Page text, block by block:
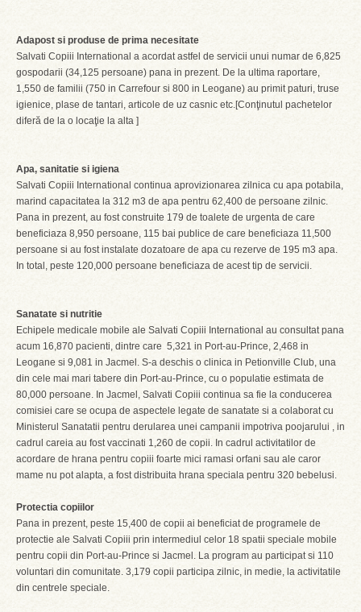
Adapost si produse de prima necesitate
Salvati Copiii International a acordat astfel de servicii unui numar de 6,825
gospodarii (34,125 persoane) pana in prezent. De la ultima raportare,
1,550 de familii (750 in Carrefour si 800 in Leogane) au primit paturi, truse
igienice, plase de tantari, articole de uz casnic etc.[Conţinutul pachetelor
diferă de la o locaţie la alta ]
Apa, sanitatie si igiena
Salvati Copiii International continua aprovizionarea zilnica cu apa potabila,
marind capacitatea la 312 m3 de apa pentru 62,400 de persoane zilnic.
Pana in prezent, au fost construite 179 de toalete de urgenta de care
beneficiaza 8,950 persoane, 115 bai publice de care beneficiaza 11,500
persoane si au fost instalate dozatoare de apa cu rezerve de 195 m3 apa.
In total, peste 120,000 persoane beneficiaza de acest tip de servicii.
Sanatate si nutritie
Echipele medicale mobile ale Salvati Copiii International au consultat pana
acum 16,870 pacienti, dintre care 5,321 in Port-au-Prince, 2,468 in
Leogane si 9,081 in Jacmel. S-a deschis o clinica in Petionville Club, una
din cele mai mari tabere din Port-au-Prince, cu o populatie estimata de
80,000 persoane. In Jacmel, Salvati Copiii continua sa fie la conducerea
comisiei care se ocupa de aspectele legate de sanatate si a colaborat cu
Ministerul Sanatatii pentru derularea unei campanii impotriva poojarului , in
cadrul careia au fost vaccinati 1,260 de copii. In cadrul activitatilor de
acordare de hrana pentru copiii foarte mici ramasi orfani sau ale caror
mame nu pot alapta, a fost distribuita hrana speciala pentru 320 bebelusi.
Protectia copiilor
Pana in prezent, peste 15,400 de copii ai beneficiat de programele de
protectie ale Salvati Copiii prin intermediul celor 18 spatii speciale mobile
pentru copii din Port-au-Prince si Jacmel. La program au participat si 110
voluntari din comunitate. 3,179 copii participa zilnic, in medie, la activitatile
din centrele speciale.